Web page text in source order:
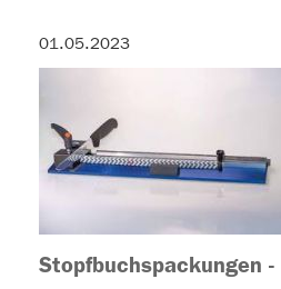
01.05.2023
Stopfbuchspackungen